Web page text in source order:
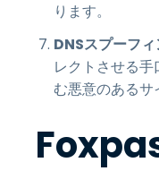
ります。
DNSスプーフ
レクトさせる
む悪意のあるサ